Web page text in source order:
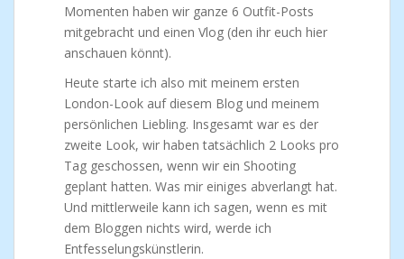
Momenten haben wir ganze 6 Outfit-Posts
mitgebracht und einen Vlog (den ihr euch hier
anschauen könnt).
Heute starte ich also mit meinem ersten
London-Look auf diesem Blog und meinem
persönlichen Liebling. Insgesamt war es der
zweite Look, wir haben tatsächlich 2 Looks pro
Tag geschossen, wenn wir ein Shooting
geplant hatten. Was mir einiges abverlangt hat.
Und mittlerweile kann ich sagen, wenn es mit
dem Bloggen nichts wird, werde ich
Entfesselungskünstlerin.